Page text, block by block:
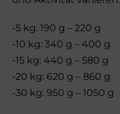
-5 kg: 190 g – 220 g
-10 kg: 340 g – 400 g
-15 kg: 440 g – 580 g
-20 kg: 620 g – 860 g
-30 kg: 950 g – 1050 g